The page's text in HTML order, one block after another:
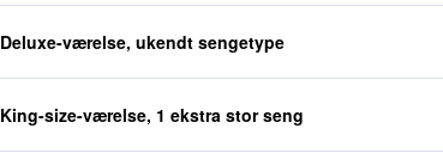
Deluxe-værelse, ukendt sengetype
King-size-værelse, 1 ekstra stor seng